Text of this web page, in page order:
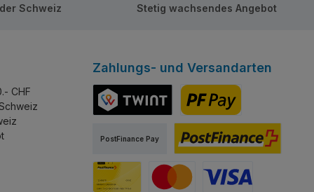
Schweiz Stetig wachsendes Angebot
CHF
Zahlungs- und Versandarten
PostFinance Pay
PostFinance Pay